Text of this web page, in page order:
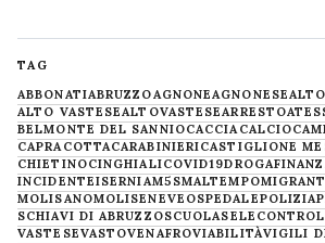
TAG
ABBONATIABRUZZOAGNONEAGNONESE
ALTO VASTESEALTOVASTESEARRESTO
BELMONTE DEL SANNIOCACCIACALCIO
CAPRACOTTACARABINIERICASTIGLIONE
CHIETINOCINGHIALICOVID19DROGA
INCIDENTEISERNIAM5SMALTEMPO
MOLISANOMOLISENEVE OSPEDALEPOLIZIA
SCHIAVI DI ABRUZZOSCUOLA
VASTESEVASTOVENAFROVIABILITÀVIGILI